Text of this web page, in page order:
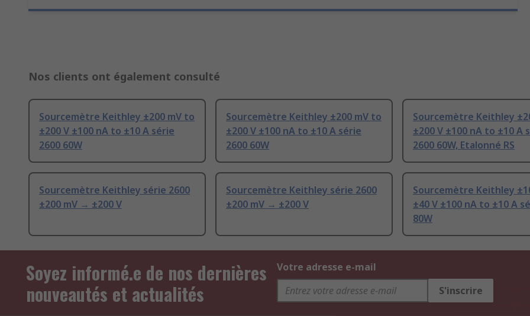
Nos clients ont également consulté
Sourcemètre Keithley ±200 mV to
±200 V ±100 nA to ±10 A série
2600 60W
Sourcemètre Keithley ±200 mV to
±200 V ±100 nA to ±10 A série
2600 60W
Sourcemètre Keithley
±200 V ±100 nA to ±10 A
2600 60W, Etalonné RS
Sourcemètre Keithley série 2600
±200 mV → ±200 V
Sourcemètre Keithley série 2600
±200 mV → ±200 V
Sourcemètre Keithley
±40 V ±100 nA to ±10 A
80W
Soyez informé.e de nos dernières
nouveautés et actualités
Votre adresse e-mail
S'inscrire